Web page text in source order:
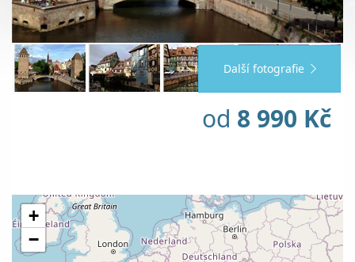
Další fotografie
od 8 990 Kč
+
−